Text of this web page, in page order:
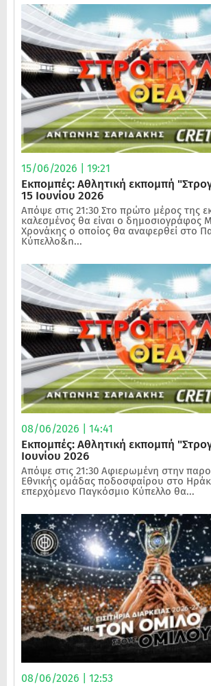
15/06/2026 | 19:21
Εκπομπές: Αθλητική εκπομπή
15 Ιουνίου 2026
Απόψε στις 21:30 Στο πρώτο μέρος της
καλεσμένος θα είναι ο δημοσιογράφος
Χρονάκης ο οποίος θα αναφερθεί στο
Κύπελλο&n...
08/06/2026 | 14:41
Εκπομπές: Αθλητική εκπομπή
Ιουνίου 2026
Απόψε στις 21:30 Αφιερωμένη στην
Εθνικής ομάδας ποδοσφαίρου στο
επερχόμενο Παγκόσμιο Κύπελλο θα...
08/06/2026 | 12:53